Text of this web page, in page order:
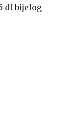
dl bijelog